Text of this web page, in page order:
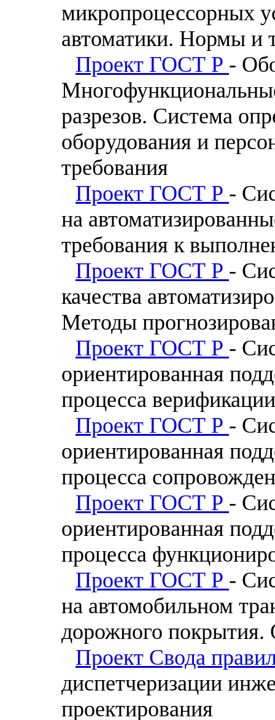
микропроцессорных
автоматики. Нормы и
Проект ГОСТ Р -
разрезов. Система
оборудования и
требования
Проект ГОСТ Р -
на
требования к
Проект ГОСТ Р -
качества
Методы
Проект ГОСТ Р -
ориентированная
процесса
Проект ГОСТ Р -
ориентированная
процесса
Проект ГОСТ Р -
ориентированная
процесса
Проект ГОСТ Р -
на автомобильном
дорожного
Проект Свода
диспетчеризации
проектирования